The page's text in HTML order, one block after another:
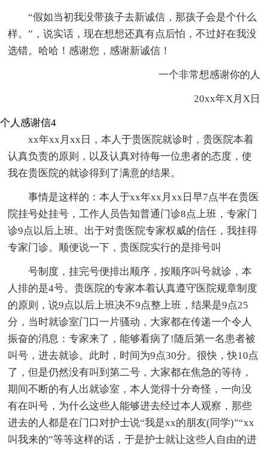
“假如当初我没带孩子去新诚信，那孩子会是个什么
样。”，说实话，现在想想还真有点后怕，不过好在我没
选错。哈哈！感谢您，感谢新诚信！
一个非常想感谢你的人
20xx年X月X日
个人感谢信4
xx年xx月xx日，本人于贵医院就诊时，贵医院本着
认真负责的原则，以及认真对待每一位患者的态度，使
我在贵医院的就诊得到了满意的结果。
事情是这样的：本人于xx年xx月xx日早7点半在贵医
院挂号处挂号，工作人员告知普通门诊8点上班，专家门
诊9点以后上班。出于对贵医院专家权威的信任，我挂得
专家门诊。顺便说一下，贵医院实行的是排号叫
号制度，挂完号便排出顺序，按顺序叫号就诊，本
人排的是4号。贵医院的专家本着认真遵守医院规章制度
的原则，说9点以后上班决不9点整上班，结果是9点25
分，当时就诊室门口一片骚动，大家都在传递一个令人
振奋的消息：专家来了，能够看病了!随后第一名患者被
叫号，进去就诊。此时，时间为9点30分。很快，快10点
了，但是仍然没有叫到第二号，大家都在焦急的等待，
期间不断的有人出就诊室，本人觉得十分奇怪，一向没
有在叫号，为什么这些人能够进去经过本人观察，那些
进去的人都是在门口对护士说“我是xx的朋友(同学)”“xx
叫我来的”等等这样的话，于是护士就让这些人自由的进